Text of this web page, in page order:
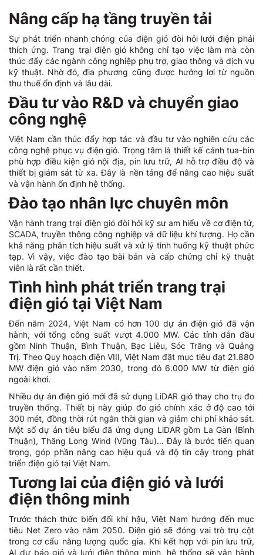
Nâng cấp hạ tầng truyền tải
Sự phát triển nhanh chóng của điện gió đòi hỏi lưới điện phải
thích ứng. Trang trại điện gió không chỉ tạo việc làm mà còn
thúc đẩy các ngành công nghiệp phụ trợ, giao thông và dịch vụ
kỹ thuật. Nhờ đó, địa phương cũng được hưởng lợi từ nguồn
thu thuế ổn định và lâu dài.
Đầu tư vào R&D và chuyển giao
công nghệ
Việt Nam cần thúc đẩy hợp tác và đầu tư vào nghiên cứu các
công nghệ phục vụ điện gió. Trọng tâm là thiết kế cánh tua-bin
phù hợp điều kiện gió nội địa, pin lưu trữ, AI hỗ trợ điều độ và
thiết bị giám sát từ xa. Đây là nền tảng để nâng cao hiệu suất
và vận hành ổn định hệ thống.
Đào tạo nhân lực chuyên môn
Vận hành trang trại điện gió đòi hỏi kỹ sư am hiểu về cơ điện tử,
SCADA, truyền thông công nghiệp và dữ liệu khí tượng. Họ cần
khả năng phân tích hiệu suất và xử lý tình huống kỹ thuật phức
tạp. Vì vậy, việc đào tạo bài bản và cấp chứng chỉ kỹ thuật
viên là rất cần thiết.
Tình hình phát triển trang trại
điện gió tại Việt Nam
Đến năm 2024, Việt Nam có hơn 100 dự án điện gió đã vận
hành, với tổng công suất vượt 4.000 MW. Các tỉnh dẫn đầu
gồm Ninh Thuận, Bình Thuận, Bạc Liêu, Sóc Trăng và Quảng
Trị. Theo Quy hoạch điện VIII, Việt Nam đặt mục tiêu đạt 21.880
MW điện gió vào năm 2030, trong đó 6.000 MW từ điện gió
ngoài khơi.
Nhiều dự án điện gió mới đã sử dụng LiDAR gió thay cho trụ đo
truyền thống. Thiết bị này giúp đo gió chính xác ở độ cao tới
300 mét, đồng thời rút ngắn thời gian và giảm chi phí khảo sát.
Một số dự án tiêu biểu đã ứng dụng LiDAR gồm La Gàn (Bình
Thuận), Thăng Long Wind (Vũng Tàu)… Đây là bước tiến quan
trọng, góp phần nâng cao hiệu quả và độ tin cậy trong phát
triển điện gió tại Việt Nam.
Tương lai của điện gió và lưới
điện thông minh
Trước thách thức biến đổi khí hậu, Việt Nam hướng đến mục
tiêu Net Zero vào năm 2050. Điện gió sẽ đóng vai trò trụ cột
trong cơ cấu năng lượng quốc gia. Khi kết hợp với pin lưu trữ,
AI dự báo gió và lưới điện thông minh, hệ thống sẽ vận hành